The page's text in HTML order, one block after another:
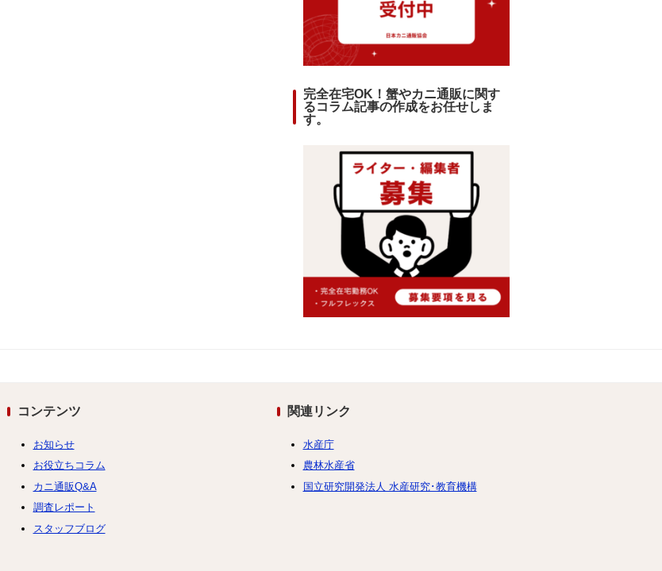
完全在宅OK！蟹やカニ通販に関す
るコラム記事の作成をお任せしま
す。
コンテンツ
お知らせ
お役立ちコラム
カニ通販Q&A
調査レポート
スタッフブログ
関連リンク
水産庁
農林水産省
国立研究開発法人 水産研究･教育機構